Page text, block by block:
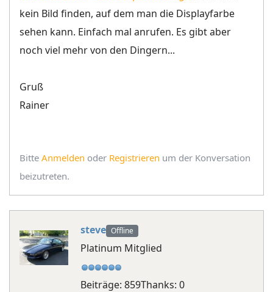
kein Bild finden, auf dem man die Displayfarbe
sehen kann. Einfach mal anrufen. Es gibt aber
noch viel mehr von den Dingern...
Gruß
Rainer
Bitte Anmelden oder Registrieren um der Konversation
beizutreten.
steve Offline
Platinum Mitglied
Beiträge: 859Thanks: 0